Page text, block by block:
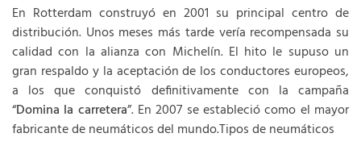
En Rotterdam construyó en 2001 su principal centro de
distribución. Unos meses más tarde vería recompensada su
calidad con la alianza con Michelín. El hito le supuso un
gran respaldo y la aceptación de los conductores europeos,
a los que conquistó definitivamente con la campaña
“Domina la carretera”. En 2007 se estableció como el mayor
fabricante de neumáticos del mundo.Tipos de neumáticos